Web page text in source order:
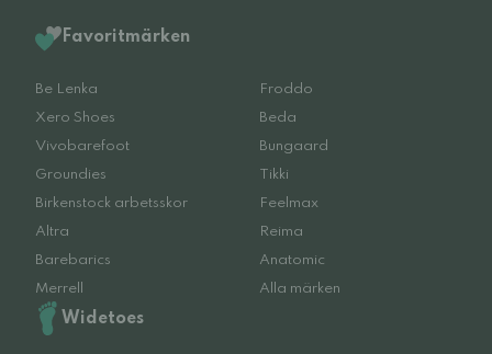
Favoritmärken
Be Lenka
Froddo
Xero Shoes
Beda
Vivobarefoot
Bungaard
Groundies
Tikki
Birkenstock arbetsskor
Feelmax
Altra
Reima
Barebarics
Anatomic
Merrell
Alla märken
Widetoes